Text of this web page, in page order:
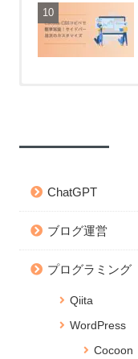
ChatGPT
ブログ運営
プログラミング
Qiita
WordPress
Cocoon